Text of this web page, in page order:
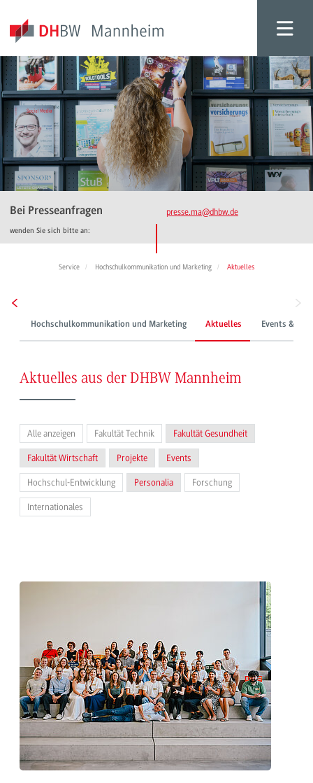
Bei Presseanfragen
wenden Sie sich bitte an:
presse.ma@dhbw.de
Service Hochschulkommunikation und Marketing Aktuelles
Hochschulkommunikation und Marketing Aktuelles Events &
Aktuelles aus der DHBW Mannheim
Alle anzeigen Fakultät Technik Fakultät Gesundheit
Fakultät Wirtschaft Projekte Events
Hochschul-Entwicklung Personalia Forschung
Internationales